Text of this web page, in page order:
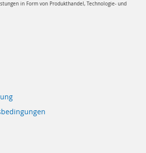
in Form von Produkthandel, Technologie- und